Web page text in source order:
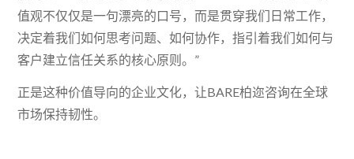
值观不仅仅是一句漂亮的口号，而是贯穿我们日常工作，
决定着我们如何思考问题、如何协作，指引着我们如何与
客户建立信任关系的核心原则。”
正是这种价值导向的企业文化，让BARE柏迩咨询在全球
市场保持韧性。